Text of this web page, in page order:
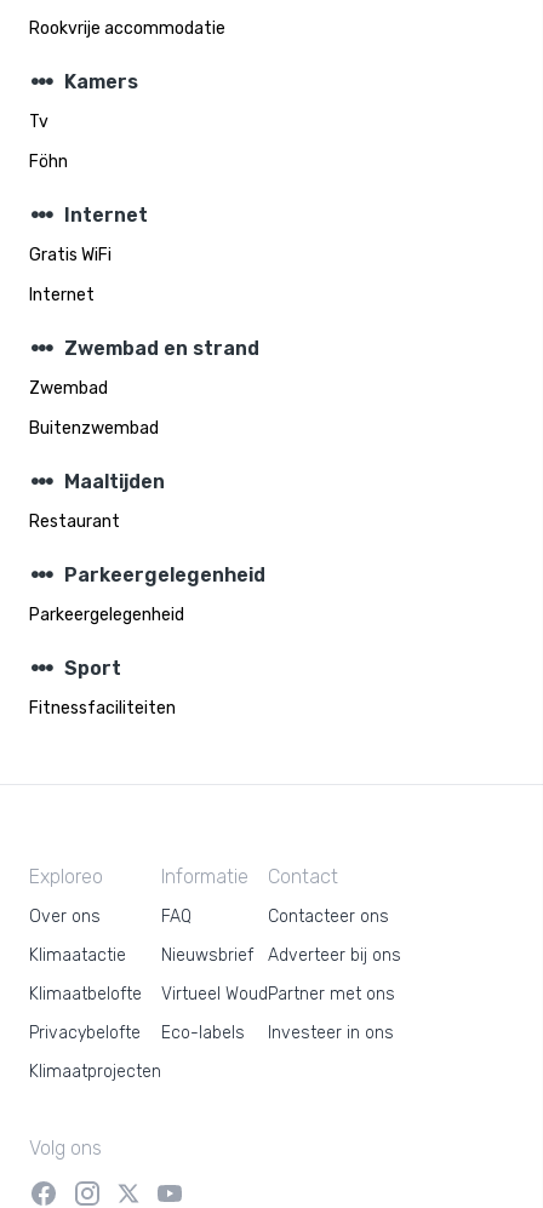
Rookvrije accommodatie
steppers Kamers
Tv
Föhn
steppers Internet
Gratis WiFi
Internet
steppers Zwembad en strand
Zwembad
Buitenzwembad
steppers Maaltijden
Restaurant
steppers Parkeergelegenheid
Parkeergelegenheid
steppers Sport
Fitnessfaciliteiten
Exploreo
Over ons
Klimaatactie
Klimaatbelofte
Privacybelofte
Klimaatprojecten
Informatie
FAQ
Nieuwsbrief
Virtueel Woud
Eco-labels
Contact
Contacteer ons
Adverteer bij ons
Partner met ons
Investeer in ons
Volg ons